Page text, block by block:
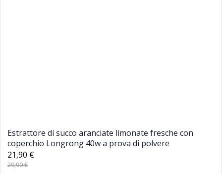
Estrattore di succo aranciate limonate fresche con
coperchio Longrong 40w a prova di polvere
21,90 €
29,90 €